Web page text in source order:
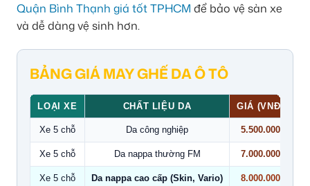
Quận Bình Thạnh giá tốt TPHCM để bảo vệ sàn xe
và dễ dàng vệ sinh hơn.
BẢNG GIÁ MAY GHẾ DA Ô TÔ
LOẠI XE CHẤT LIỆU DA GIÁ (VNĐ)
Xe 5 chỗ Da công nghiệp 5.500.000
Xe 5 chỗ Da nappa thường FM 7.000.000
Xe 5 chỗ Da nappa cao cấp (Skin, Vario) 8.000.000